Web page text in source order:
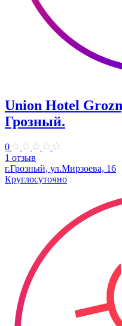
Union Hotel
Грозный.
0
1 отзыв
г.Грозный, ул.Мирзоева, 16
Круглосуточно